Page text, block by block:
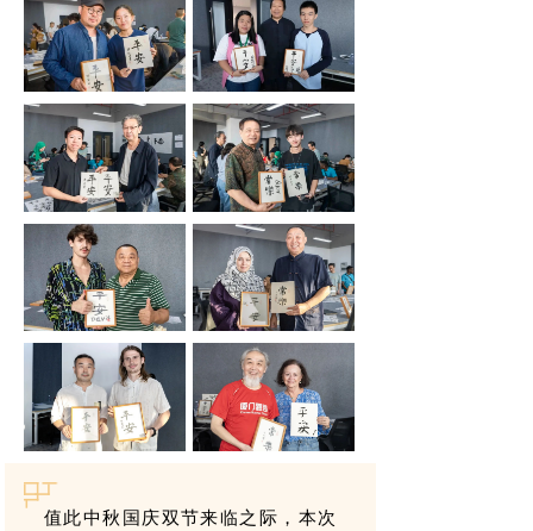
值此中秋国庆双节来临之际，本次